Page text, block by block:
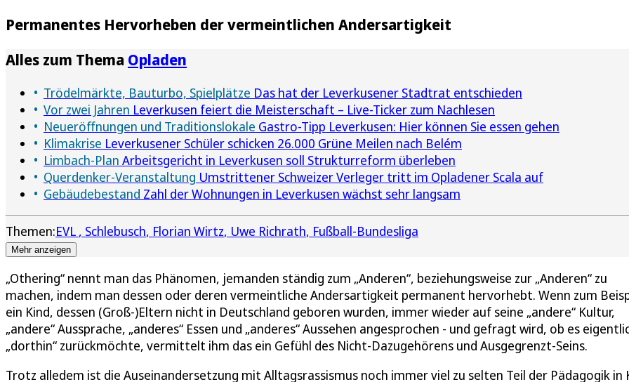
Permanentes Hervorheben der vermeintlichen Andersartigkeit
Alles zum Thema Opladen
Trödelmärkte, Bauturbo, Spielplätze Das hat der Leverkusener Stadtrat entschieden
Vor zwei Jahren Leverkusen feiert die Meisterschaft – Live-Ticker zum Nachlesen
Neueröffnungen und Traditionslokale Gastro-Tipp Leverkusen: Hier können Sie essen gehen
Klimakrise Leverkusener Schüler schicken 26.000 Grüne Meilen nach Belém
Limbach-Plan Arbeitsgericht in Leverkusen soll Strukturreform überleben
Querdenker-Veranstaltung Umstrittener Schweizer Verleger tritt im Opladener Scala auf
Gebäudebestand Zahl der Wohnungen in Leverkusen wächst sehr langsam
Themen:EVL Schlebusch Florian Wirtz Uwe Richrath Fußball-Bundesliga
Mehr anzeigen
„Othering“ nennt man das Phänomen, jemanden ständig zum „Anderen“, beziehungsweise zur „Anderen“ zu
machen, indem man dessen oder deren vermeintliche Andersartigkeit permanent hervorhebt. Wenn zum
ein Kind, dessen (Groß-)Eltern nicht in Deutschland geboren wurden, immer wieder auf seine „andere“ Kultur,
„andere“ Aussprache, „anderes“ Essen und „anderes“ Aussehen angesprochen - und gefragt wird, ob es
„dorthin“ zurückmöchte, vermittelt ihm das ein Gefühl des Nicht-Dazugehörens und Ausgegrenzt-Seins.
Trotz alledem ist die Auseinandersetzung mit Alltagsrassismus noch immer viel zu selten Teil der Pädagogik in